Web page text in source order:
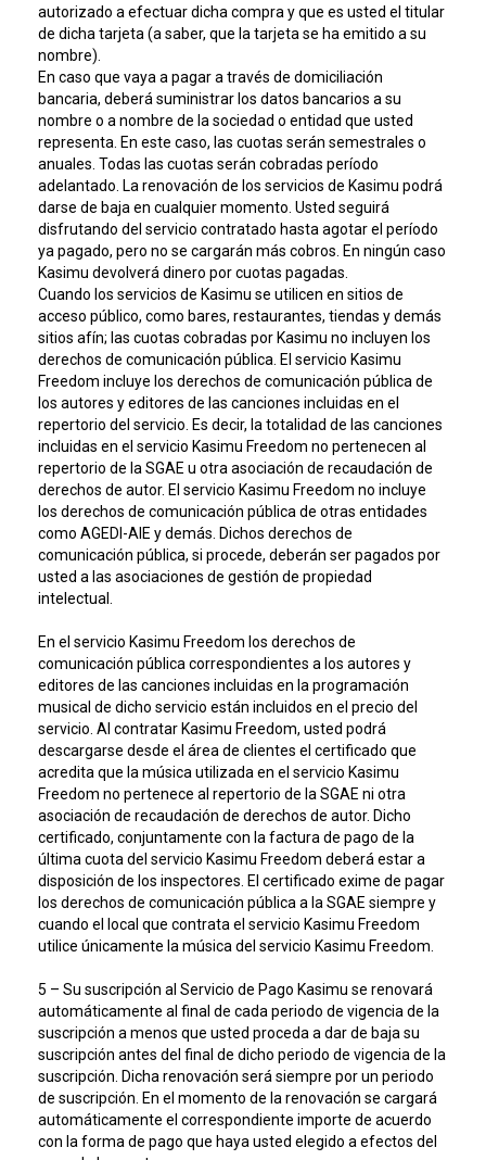
autorizado a efectuar dicha compra y que es usted el titular
de dicha tarjeta (a saber, que la tarjeta se ha emitido a su
nombre).
En caso que vaya a pagar a través de domiciliación
bancaria, deberá suministrar los datos bancarios a su
nombre o a nombre de la sociedad o entidad que usted
representa. En este caso, las cuotas serán semestrales o
anuales. Todas las cuotas serán cobradas período
adelantado. La renovación de los servicios de Kasimu podrá
darse de baja en cualquier momento. Usted seguirá
disfrutando del servicio contratado hasta agotar el período
ya pagado, pero no se cargarán más cobros. En ningún caso
Kasimu devolverá dinero por cuotas pagadas.
Cuando los servicios de Kasimu se utilicen en sitios de
acceso público, como bares, restaurantes, tiendas y demás
sitios afín; las cuotas cobradas por Kasimu no incluyen los
derechos de comunicación pública. El servicio Kasimu
Freedom incluye los derechos de comunicación pública de
los autores y editores de las canciones incluidas en el
repertorio del servicio. Es decir, la totalidad de las canciones
incluidas en el servicio Kasimu Freedom no pertenecen al
repertorio de la SGAE u otra asociación de recaudación de
derechos de autor. El servicio Kasimu Freedom no incluye
los derechos de comunicación pública de otras entidades
como AGEDI-AIE y demás. Dichos derechos de
comunicación pública, si procede, deberán ser pagados por
usted a las asociaciones de gestión de propiedad
intelectual.
En el servicio Kasimu Freedom los derechos de
comunicación pública correspondientes a los autores y
editores de las canciones incluidas en la programación
musical de dicho servicio están incluidos en el precio del
servicio. Al contratar Kasimu Freedom, usted podrá
descargarse desde el área de clientes el certificado que
acredita que la música utilizada en el servicio Kasimu
Freedom no pertenece al repertorio de la SGAE ni otra
asociación de recaudación de derechos de autor. Dicho
certificado, conjuntamente con la factura de pago de la
última cuota del servicio Kasimu Freedom deberá estar a
disposición de los inspectores. El certificado exime de pagar
los derechos de comunicación pública a la SGAE siempre y
cuando el local que contrata el servicio Kasimu Freedom
utilice únicamente la música del servicio Kasimu Freedom.
5 – Su suscripción al Servicio de Pago Kasimu se renovará
automáticamente al final de cada periodo de vigencia de la
suscripción a menos que usted proceda a dar de baja su
suscripción antes del final de dicho periodo de vigencia de la
suscripción. Dicha renovación será siempre por un periodo
de suscripción. En el momento de la renovación se cargará
automáticamente el correspondiente importe de acuerdo
con la forma de pago que haya usted elegido a efectos del